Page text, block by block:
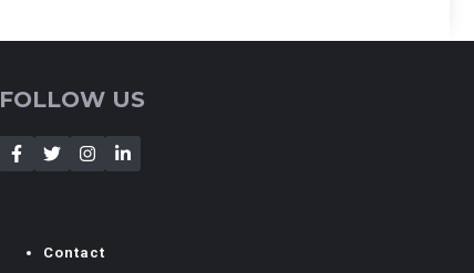
FOLLOW US
Contact